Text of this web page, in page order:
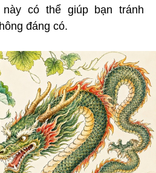
này có thể giúp bạn tránh
đáng có.